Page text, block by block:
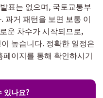
표는 없으며, 국토교통부
과거 패턴을 보면 보통 이
운 차수가 시작되므로,
높습니다. 정확한 일정은
이지를 통해 확인하시기
있나요?